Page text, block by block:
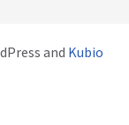
and Kubio